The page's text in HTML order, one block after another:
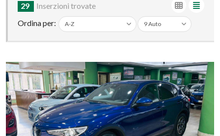
29
Inserzioni trovate
Ordina per: